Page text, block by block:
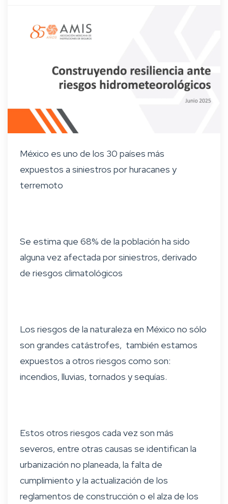
México es uno de los 30 países más
expuestos a siniestros por huracanes y
terremoto
Se estima que 68% de la población ha sido
alguna vez afectada por siniestros, derivado
de riesgos climatológicos
Los riesgos de la naturaleza en México no sólo
son grandes catástrofes, también estamos
expuestos a otros riesgos como son:
incendios, lluvias, tornados y sequías.
Estos otros riesgos cada vez son más
severos, entre otras causas se identifican la
urbanización no planeada, la falta de
cumplimiento y la actualización de los
reglamentos de construcción o el alza de los